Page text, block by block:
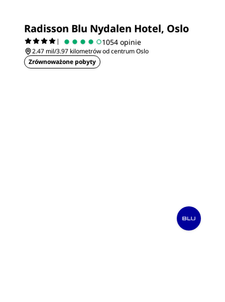
Radisson Blu Nydalen Hotel, Oslo
| 1054 opinie
2.47 mil/3.97 kilometrów od centrum Oslo
Zrównoważone pobyty